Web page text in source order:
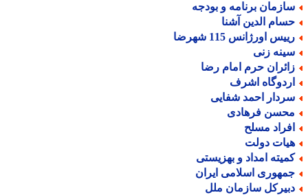
برنامه و بودجه
الدین آشنا
اورژانس 115 شهرضا
زنی
حرم امام رضا
اشرف
احمد شفایی
فرهادی
مسلح
دولت
امداد و بهزیستی
اسلامی ایران
سازمان ملل